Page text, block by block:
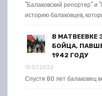
"Балаковский репортер" и
историю балаковцев,
В МАТВЕЕВКЕ
БОЙЦА,
1942 ГОДУ
15.07.2022
Спустя 80 лет балаковец